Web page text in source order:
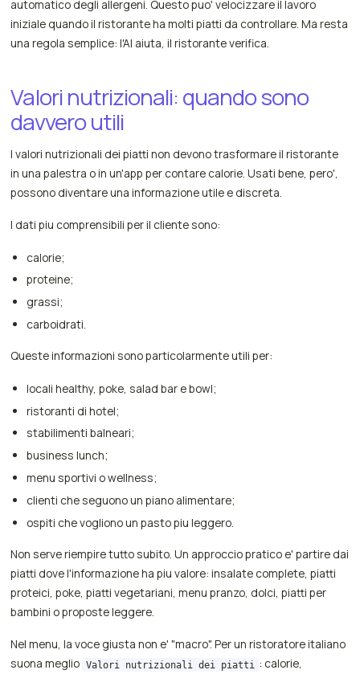
automatico degli allergeni. Questo puo' velocizzare il lavoro
iniziale quando il ristorante ha molti piatti da controllare. Ma resta
una regola semplice: l'AI aiuta, il ristorante verifica.
Valori nutrizionali: quando sono
davvero utili
I valori nutrizionali dei piatti non devono trasformare il ristorante
in una palestra o in un'app per contare calorie. Usati bene, pero',
possono diventare una informazione utile e discreta.
I dati piu comprensibili per il cliente sono:
calorie;
proteine;
grassi;
carboidrati.
Queste informazioni sono particolarmente utili per:
locali healthy, poke, salad bar e bowl;
ristoranti di hotel;
stabilimenti balneari;
business lunch;
menu sportivi o wellness;
clienti che seguono un piano alimentare;
ospiti che vogliono un pasto piu leggero.
Non serve riempire tutto subito. Un approccio pratico e' partire dai
piatti dove l'informazione ha piu valore: insalate complete, piatti
proteici, poke, piatti vegetariani, menu pranzo, dolci, piatti per
bambini o proposte leggere.
Nel menu, la voce giusta non e' "macro". Per un ristoratore italiano
suona meglio Valori nutrizionali dei piatti : calorie,